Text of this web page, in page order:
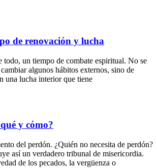
de renovación y lucha
todo, un tiempo de combate espiritual. No se
algunos hábitos externos, sino de
una lucha interior que tiene
y cómo?
del perdón. ¿Quién no necesita de perdón?
así un verdadero tribunal de misericordia.
de los pecados, la vergüenza o